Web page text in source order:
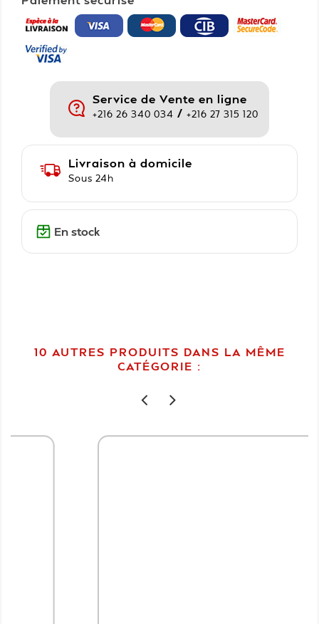
Service de Vente en ligne
+216 26 340 034 / +216 27 315 120
Livraison à domicile
Sous 24h
En stock
10 AUTRES PRODUITS DANS LA MÊME
CATÉGORIE :